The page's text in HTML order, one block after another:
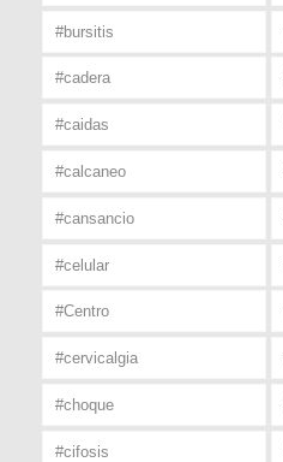
#bursitis
#cadera
#caidas
#calcaneo
#cansancio
#celular
#Centro
#cervicalgia
#choque
#cifosis